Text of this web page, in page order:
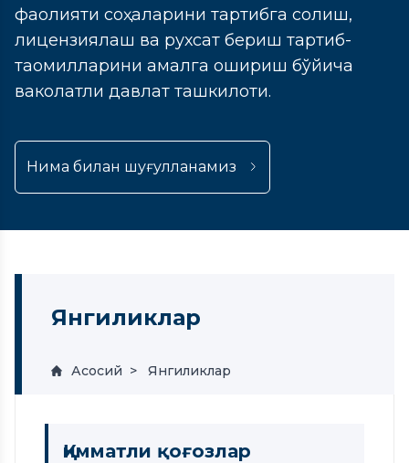
фаолияти соҳаларини тартибга солиш,
лицензиялаш ва рухсат бериш тартиб-
таомилларини амалга ошириш бўйича
ваколатли давлат ташкилоти.
Нима билан шуғулланамиз
Янгиликлар
Асосий Янгиликлар
Қимматли қоғозлар